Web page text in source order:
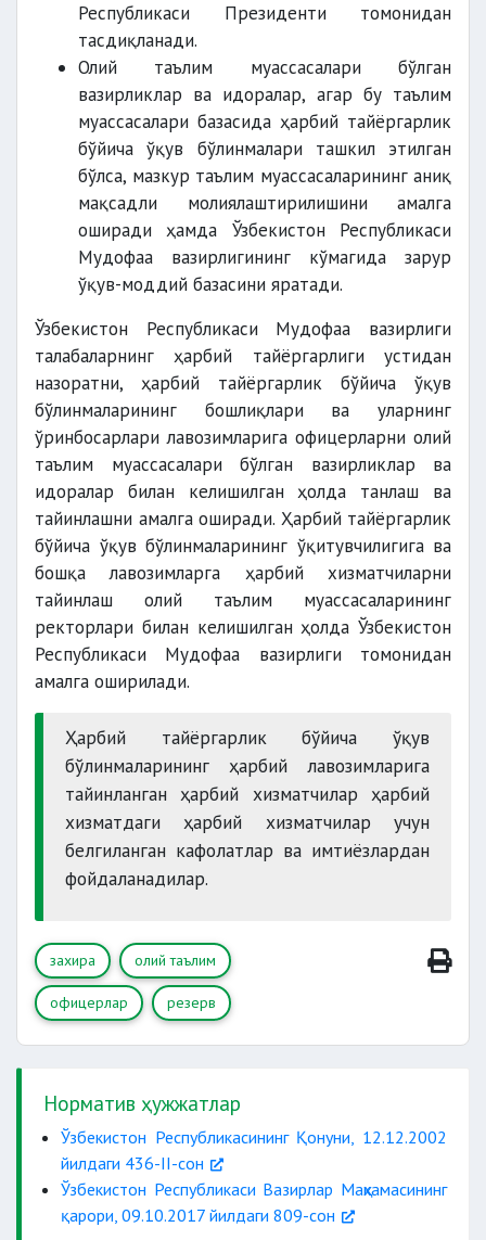
Республикаси Президенти томонидан
тасдиқланади.
Олий таълим муассасалари бўлган
вазирликлар ва идоралар, агар бу таълим
муассасалари базасида ҳарбий тайёргарлик
бўйича ўқув бўлинмалари ташкил этилган
бўлса, мазкур таълим муассасаларининг аниқ
мақсадли молиялаштирилишини амалга
оширади ҳамда Ўзбекистон Республикаси
Мудофаа вазирлигининг кўмагида зарур
ўқув-моддий базасини яратади.
Ўзбекистон Республикаси Мудофаа вазирлиги
талабаларнинг ҳарбий тайёргарлиги устидан
назоратни, ҳарбий тайёргарлик бўйича ўқув
бўлинмаларининг бошлиқлари ва уларнинг
ўринбосарлари лавозимларига офицерларни олий
таълим муассасалари бўлган вазирликлар ва
идоралар билан келишилган ҳолда танлаш ва
тайинлашни амалга оширади. Ҳарбий тайёргарлик
бўйича ўқув бўлинмаларининг ўқитувчилигига ва
бошқа лавозимларга ҳарбий хизматчиларни
тайинлаш олий таълим муассасаларининг
ректорлари билан келишилган ҳолда Ўзбекистон
Республикаси Мудофаа вазирлиги томонидан
амалга оширилади.
Ҳарбий тайёргарлик бўйича ўқув
бўлинмаларининг ҳарбий лавозимларига
тайинланган ҳарбий хизматчилар ҳарбий
хизматдаги ҳарбий хизматчилар учун
белгиланган кафолатлар ва имтиёзлардан
фойдаланадилар.
захира олий таълим
офицерлар резерв
Норматив ҳужжатлар
Ўзбекистон Республикасининг Қонуни, 12.12.2002
йилдаги 436-II-сон
Ўзбекистон Республикаси Вазирлар Маҳкамасининг
қарори, 09.10.2017 йилдаги 809-сон